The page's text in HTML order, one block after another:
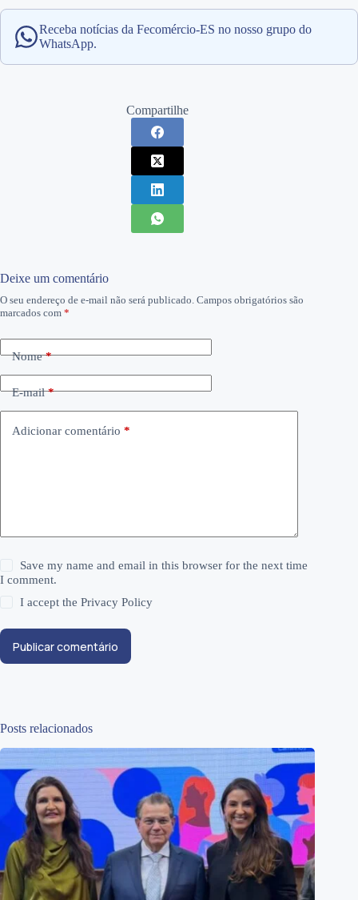
Receba notícias da Fecomércio-ES no nosso grupo do
WhatsApp.
Compartilhe
Deixe um comentário
O seu endereço de e-mail não será publicado. Campos obrigatórios são
marcados com *
Nome*
E-mail*
Adicionar comentário *
Save my name and email in this browser for the next time
I comment.
I accept thePrivacy Policy
Publicar comentário
Posts relacionados